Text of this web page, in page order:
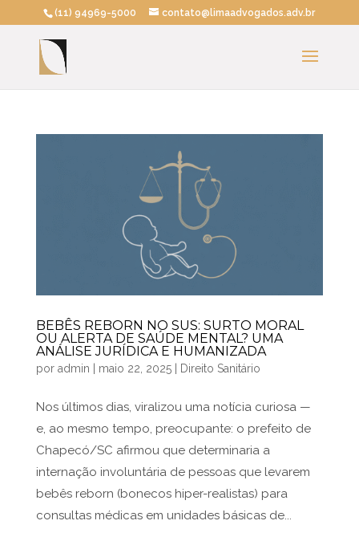
(11) 94969-5000 contato@limaadvogados.adv.br
BEBÊS REBORN NO SUS: SURTO MORAL
OU ALERTA DE SAÚDE MENTAL? UMA
ANÁLISE JURÍDICA E HUMANIZADA
por admin maio 22, 2025| Direito Sanitário
Nos últimos dias, viralizou uma notícia curiosa —
e, ao mesmo tempo, preocupante: o prefeito de
Chapecó/SC afirmou que determinaria a
internação involuntária de pessoas que levarem
bebês reborn (bonecos hiper-realistas) para
consultas médicas em unidades básicas de...